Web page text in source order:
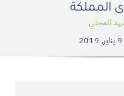
المملكة
المحلي